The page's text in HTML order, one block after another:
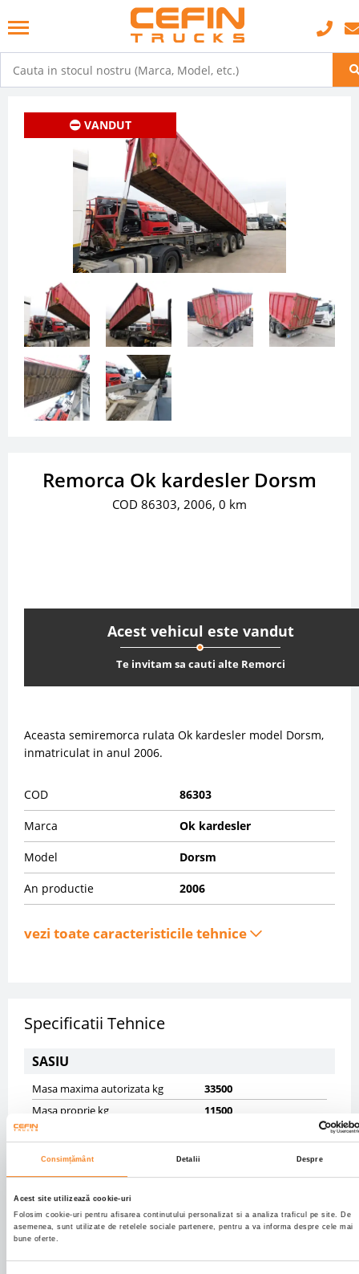
Consimțământ Detalii Despre
Acest site utilizează cookie-uri
Folosim cookie-uri pentru afisarea continutului personalizat si a analiza traficul pe site. De
asemenea, sunt utilizate de retelele sociale partenere, pentru a va informa despre cele mai
bune oferte.
VANDUT
Remorca Ok kardesler Dorsm
COD 86303, 2006, 0 km
Acest vehicul este vandut
Te invitam sa cauti alte Remorci
Aceasta semiremorca rulata Ok kardesler model Dorsm,
inmatriculat in anul 2006.
COD 86303
Marca Ok kardesler
Model Dorsm
An productie 2006
vezi toate caracteristicile tehnice
Specificatii Tehnice
SASIU
Masa maxima autorizata kg
33500
Masa proprie kg
11500
Anvelope
385/65R22,5;5%
Axe
3
Frane fata
Frane spate
DRUM
Suspensii fata
Suspensii spate
PNEUMATIC